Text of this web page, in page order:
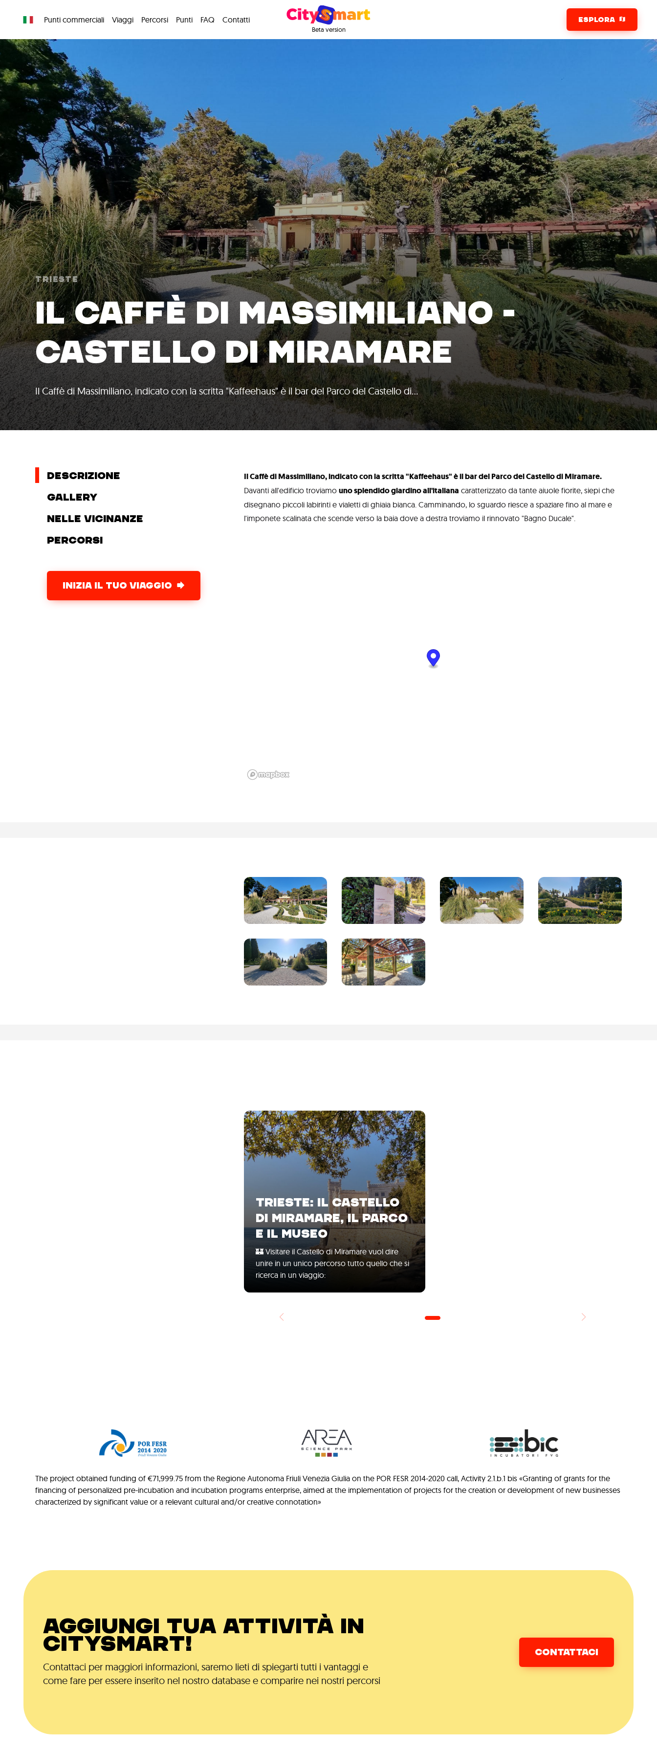
Punti commerciali Viaggi Percorsi Punti FAQ Contatti
Beta version
ESPLORA
Trieste
IL CAFFÈ DI MASSIMILIANO -
CASTELLO DI MIRAMARE
Il Caffè di Massimiliano, indicato con la scritta "Kaffeehaus" è il bar del Parco del Castello di…
Descrizione
Gallery
Nelle vicinanze
Percorsi
INIZIA IL TUO VIAGGIO
Il Caffè di Massimiliano, indicato con la scritta "Kaffeehaus" è il bar del Parco del Castello di Miramare.
Davanti all'edificio troviamo uno splendido giardino all'italiana caratterizzato da tante aiuole fiorite, siepi che
disegnano piccoli labirinti e vialetti di ghiaia bianca. Camminando, lo sguardo riesce a spaziare fino al mare e
l'imponete scalinata che scende verso la baia dove a destra troviamo il rinnovato "Bagno Ducale".
TRIESTE: IL CASTELLO
DI MIRAMARE, IL PARCO
E IL MUSEO
🏰 Visitare il Castello di Miramare vuol dire
unire in un unico percorso tutto quello che si
ricerca in un viaggio:
The project obtained funding of €71,999.75 from the Regione Autonoma Friuli Venezia Giulia on the POR FESR 2014-2020 call, Activity 2.1.b.1 bis «Granting of grants for the
financing of personalized pre-incubation and incubation programs enterprise, aimed at the implementation of projects for the creation or development of new businesses
characterized by significant value or a relevant cultural and/or creative connotation»
AGGIUNGI TUA ATTIVITÀ IN
CITYSMART!
Contattaci per maggiori informazioni, saremo lieti di spiegarti tutti i vantaggi e
come fare per essere inserito nel nostro database e comparire nei nostri percorsi
CONTATTACI